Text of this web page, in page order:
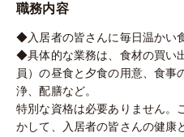
職務内容
◆入居者の皆さんに毎日温かい
◆具体的な業務は、食材の買い
員）の昼食と夕食の用意、食事
浄、配膳など。
特別な資格は必要ありません。
かして、入居者の皆さんの健康